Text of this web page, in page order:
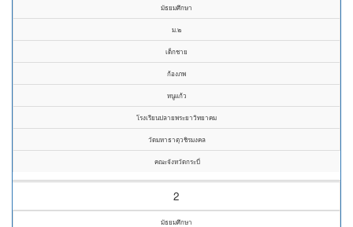
มัธยมศึกษา
ม.๒
เด็กชาย
ก้องภพ
หนูแก้ว
โรงเรียนปลายพระยาวิทยาคม
วัดมหาธาตุวชิรมงคล
คณะจังหวัดกระบี่
2
มัธยมศึกษา